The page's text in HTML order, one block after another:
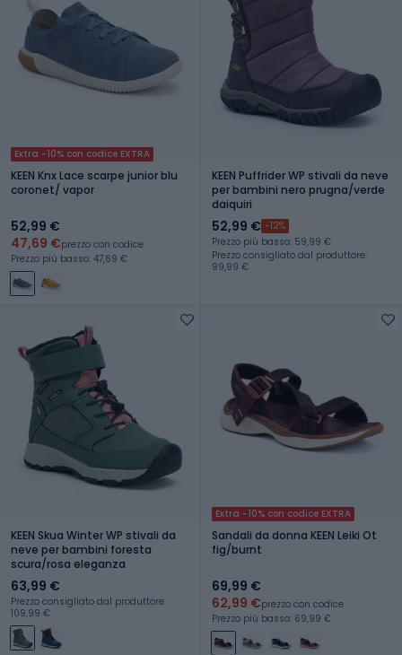
Extra -10% con codice EXTRA
KEEN Knx Lace scarpe junior blu
coronet/ vapor
52,99 €
47,69 €prezzo con codice
Prezzo più basso: 47,69 €
KEEN Puffrider WP stivali da neve
per bambini nero prugna/verde
daiquiri
52,99 € -12%
Prezzo più basso: 59,99 €
Prezzo consigliato dal produttore:
99,99 €
KEEN Skua Winter WP stivali da
neve per bambini foresta
scura/rosa eleganza
63,99 €
Prezzo consigliato dal produttore:
109,99 €
Extra -10% con codice EXTRA
Sandali da donna KEEN Leiki Ot
fig/burnt
69,99 €
62,99 €prezzo con codice
Prezzo più basso: 69,99 €